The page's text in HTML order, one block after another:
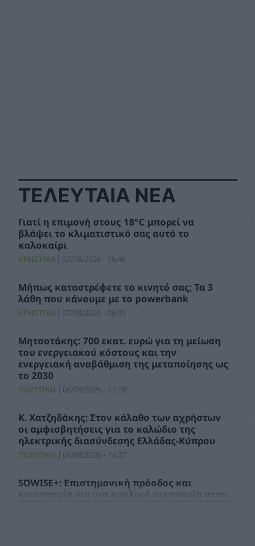
ΤΕΛΕΥΤΑΙΑ ΝΕΑ
Γιατί η επιμονή στους 18°C μπορεί να
βλάψει το κλιματιστικό σας αυτό το
καλοκαίρι
ΧΡΗΣΤΙΚΑ 07/08/2026 - 06:46
Μήπως καταστρέφετε το κινητό σας; Τα 3
λάθη που κάνουμε με το powerbank
ΧΡΗΣΤΙΚΑ 07/08/2026 - 06:45
Μητσοτάκης: 700 εκατ. ευρώ για τη μείωση
του ενεργειακού κόστους και την
ενεργειακή αναβάθμιση της μεταποίησης ως
το 2030
ΠΟΛΙΤΙΚΗ 06/08/2026 - 15:08
Κ. Χατζηδάκης: Στον κάλαθο των αχρήστων
οι αμφισβητήσεις για το καλώδιο της
ηλεκτρικής διασύνδεσης Ελλάδας-Κύπρου
ΠΟΛΙΤΙΚΗ 06/08/2026 - 14:37
SOWISE+: Επιστημονική πρόοδος και
καινοτομία για μια κυκλική οικονομία στην